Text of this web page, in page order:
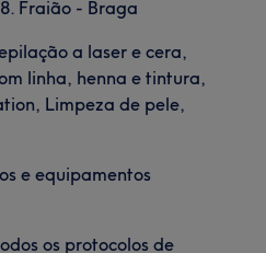
Fraião - Braga
a laser e cera,
linha, henna e tintura,
Limpeza de pele,
e equipamentos
os protocolos de